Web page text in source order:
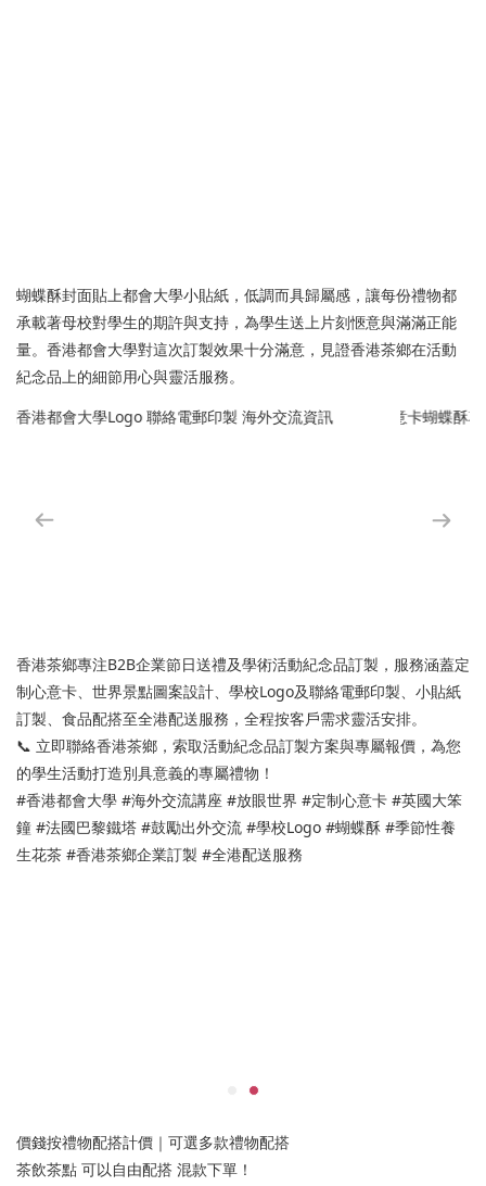
蝴蝶酥封面貼上都會大學小貼紙，低調而具歸屬感，讓每份禮物都
承載著母校對學生的期許與支持，為學生送上片刻愜意與滿滿正能
量。香港都會大學對這次訂製效果十分滿意，見證香港茶鄉在活動
紀念品上的細節用心與靈活服務。
香港茶鄉專注B2B企業節日送禮及學術活動紀念品訂製，服務涵蓋定
制心意卡、世界景點圖案設計、學校Logo及聯絡電郵印製、小貼紙
訂製、食品配搭至全港配送服務，全程按客戶需求靈活安排。
📞 立即聯絡香港茶鄉，索取活動紀念品訂製方案與專屬報價，為您
的學生活動打造別具意義的專屬禮物！
#香港都會大學 #海外交流講座 #放眼世界 #定制心意卡 #英國大笨
鐘 #法國巴黎鐵塔 #鼓勵出外交流 #學校Logo #蝴蝶酥 #季節性養
生花茶 #香港茶鄉企業訂製 #全港配送服務
價錢按禮物配搭計價｜可選多款禮物配搭
茶飲茶點 可以自由配搭 混款下單！